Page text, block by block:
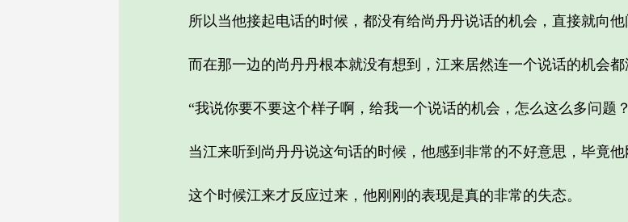
所以当他接起电话的时候，都没有给尚丹丹说话的机会，直接就向他
而在那一边的尚丹丹根本就没有想到，江来居然连一个说话的机会都
“我说你要不要这个样子啊，给我一个说话的机会，怎么这么多问题
当江来听到尚丹丹说这句话的时候，他感到非常的不好意思，毕竟他
这个时候江来才反应过来，他刚刚的表现是真的非常的失态。